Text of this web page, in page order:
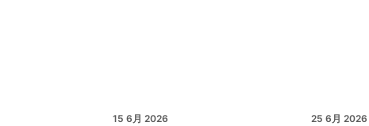
15 6月 2026 25 6月 2026